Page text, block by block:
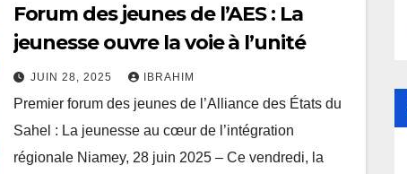
Forum des jeunes de l’AES : La
jeunesse ouvre la voie à l’unité
JUIN 28, 2025 IBRAHIM
Premier forum des jeunes de l’Alliance des États du
Sahel : La jeunesse au cœur de l’intégration
régionale Niamey, 28 juin 2025 – Ce vendredi, la